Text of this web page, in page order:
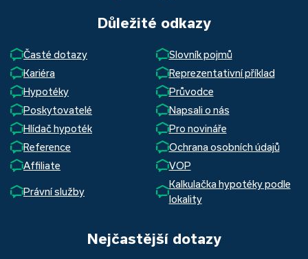
Důležité odkazy
Časté dotazy
Slovník pojmů
Kariéra
Reprezentativní příklad
Hypotéky
Průvodce
Poskytovatelé
Napsali o nás
Hlídač hypoték
Pro novináře
Reference
Ochrana osobních údajů
Affiliate
VOP
Právní služby
Kalkulačka hypotéky podle
lokality
Nejčastější dotazy